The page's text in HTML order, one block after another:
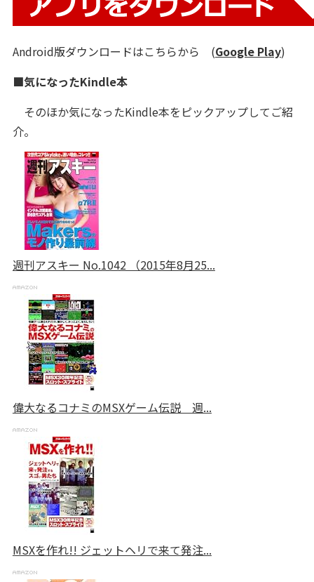
Android版ダウンロードはこちらから (Google Play)
■気になったKindle本
そのほか気になったKindle本をピックアップしてご紹
介。
週刊アスキー No.1042 （2015年8月25...
偉大なるコナミのMSXゲーム伝説 週...
MSXを作れ!! ジェットヘリで来て発注...